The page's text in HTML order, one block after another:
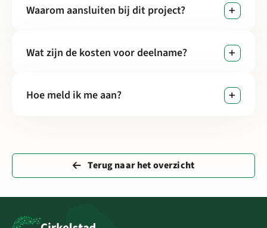
Waarom aansluiten bij dit project?
Wat zijn de kosten voor deelname?
Hoe meld ik me aan?
Terug naar het overzicht